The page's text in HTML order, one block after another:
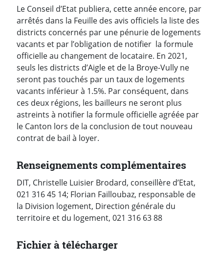
Le Conseil d’Etat publiera, cette année encore, par
arrêtés dans la Feuille des avis officiels la liste des
districts concernés par une pénurie de logements
vacants et par l’obligation de notifier la formule
officielle au changement de locataire. En 2021,
seuls les districts d’Aigle et de la Broye-Vully ne
seront pas touchés par un taux de logements
vacants inférieur à 1.5%. Par conséquent, dans
ces deux régions, les bailleurs ne seront plus
astreints à notifier la formule officielle agréée par
le Canton lors de la conclusion de tout nouveau
contrat de bail à loyer.
Renseignements complémentaires
DIT, Christelle Luisier Brodard, conseillère d’Etat,
021 316 45 14; Florian Failloubaz, responsable de
la Division logement, Direction générale du
territoire et du logement, 021 316 63 88
Fichier à télécharger